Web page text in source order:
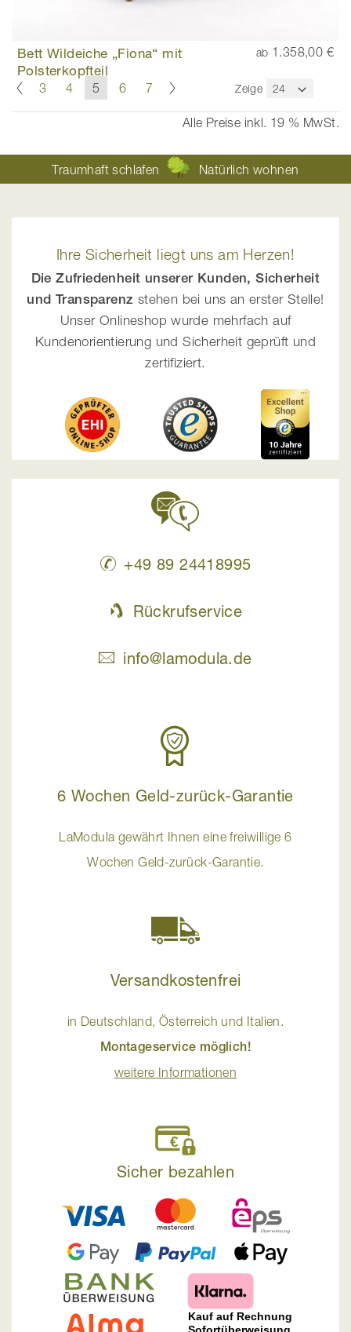
Bett Wildeiche „Fiona“ mit
Polsterkopfteil
ab 1.358,00 €
SeiteSeite
Zurück
Seite
3 Seite
4
Sie
lesen
gerade
5 Seite
6 Seite
7 Zeige
Alle Preise inkl. 19 % MwSt.
Traumhaft schlafen Natürlich wohnen
Ihre Sicherheit liegt uns am Herzen!
Die Zufriedenheit unserer Kunden, Sicherheit
und Transparenz stehen bei uns an erster Stelle!
Unser Onlineshop wurde mehrfach auf
Kundenorientierung und Sicherheit geprüft und
zertifiziert.
+49 89 24418995
Rückrufservice
info@lamodula.de
6 Wochen Geld-zurück-Garantie
LaModula gewährt Ihnen eine freiwillige 6
Wochen Geld-zurück-Garantie.
Versandkostenfrei
in Deutschland, Österreich und Italien.
Montageservice möglich!
weitere Informationen
Sicher bezahlen